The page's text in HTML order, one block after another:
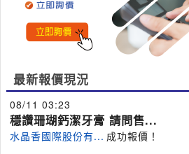
最新報價現況
08/11 03:23
穩讚珊瑚鈣潔牙膏 請問售...
水晶香國際股份有... 成功報價！